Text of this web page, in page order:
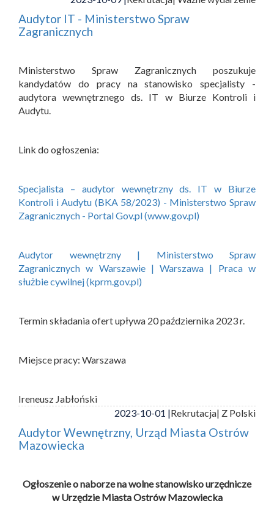
Audytor IT - Ministerstwo Spraw
Zagranicznych
Ministerstwo Spraw Zagranicznych poszukuje
kandydatów do pracy na stanowisko specjalisty -
audytora wewnętrznego ds. IT w Biurze Kontroli i
Audytu.
Link do ogłoszenia:
Specjalista – audytor wewnętrzny ds. IT w Biurze
Kontroli i Audytu (BKA 58/2023) - Ministerstwo Spraw
Zagranicznych - Portal Gov.pl (www.gov.pl)
Audytor wewnętrzny | Ministerstwo Spraw
Zagranicznych w Warszawie | Warszawa | Praca w
służbie cywilnej (kprm.gov.pl)
Termin składania ofert upływa 20 października 2023 r.
Miejsce pracy: Warszawa
Ireneusz Jabłoński
2023-10-01 |Rekrutacja| Z Polski
Audytor Wewnętrzny, Urząd Miasta Ostrów
Mazowiecka
Ogłoszenie o naborze na wolne stanowisko urzędnicze
w Urzędzie Miasta Ostrów Mazowiecka